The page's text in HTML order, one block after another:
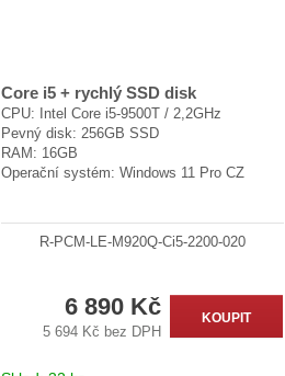
Core i5 + rychlý SSD disk
CPU: Intel Core i5-9500T / 2,2GHz
Pevný disk: 256GB SSD
RAM: 16GB
Operační systém: Windows 11 Pro CZ
R-PCM-LE-M920Q-Ci5-2200-020
6 890 Kč
5 694 Kč bez DPH
KOUPIT